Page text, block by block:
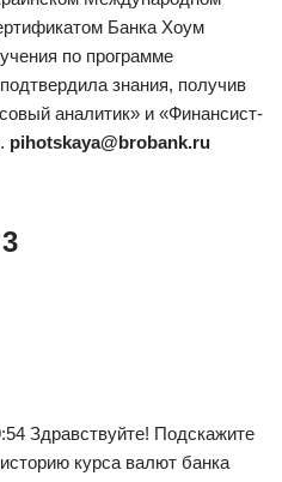
Банка Хоум
по программе
знания, получив
аналитик» и «Финансист-
pihotskaya@brobank.ru
Здравствуйте! Подскажите
курса валют банка